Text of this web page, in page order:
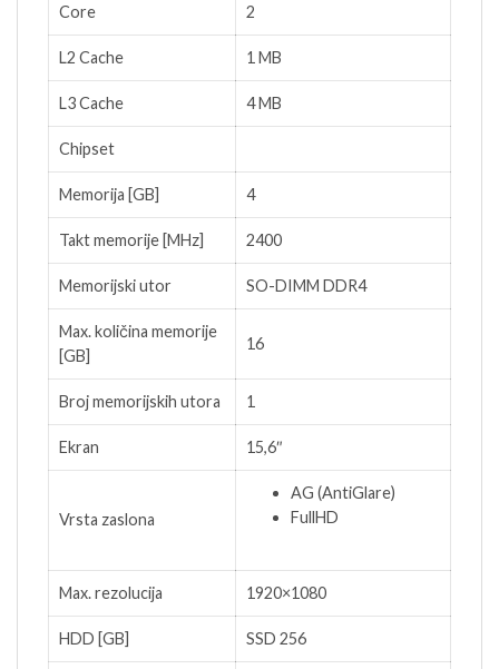
Core 2
L2 Cache 1 MB
L3 Cache 4 MB
Chipset
Memorija [GB] 4
Takt memorije [MHz] 2400
Memorijski utor SO-DIMM DDR4
Max. količina memorije
[GB]
16
Broj memorijskih utora 1
Ekran 15,6″
Vrsta zaslona
AG (AntiGlare)
FullHD
Max. rezolucija 1920×1080
HDD [GB] SSD 256